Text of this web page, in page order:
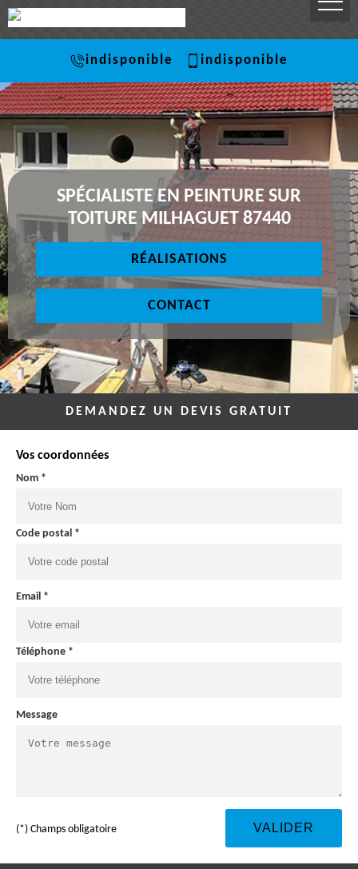
indisponible indisponible
SPÉCIALISTE EN PEINTURE SUR
TOITURE MILHAGUET 87440
RÉALISATIONS
CONTACT
DEMANDEZ UN DEVIS GRATUIT
Vos coordonnées
Nom *
Code postal *
Email *
Téléphone *
Message
(*) Champs obligatoire